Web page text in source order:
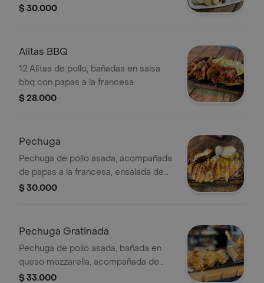
tomate y cebolla.
$ 30.000
Alitas BBQ
12 Alitas de pollo, bañadas en salsa
bbq con papas a la francesa.
$ 28.000
Pechuga
Pechuga de pollo asada, acompañada
de papas a la francesa, ensalada de
lechuga, tomate y cebolla.
$ 30.000
Pechuga Gratinada
Pechuga de pollo asada, bañada en
queso mozzarella, acompañada de
papas a la francesa, ensalada de
$ 33.000